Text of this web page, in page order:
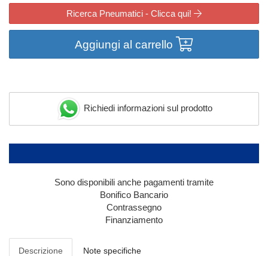
Ricerca Pneumatici - Clicca qui!
Aggiungi al carrello
Richiedi informazioni sul prodotto
Sono disponibili anche pagamenti tramite
Bonifico Bancario
Contrassegno
Finanziamento
Descrizione Note specifiche